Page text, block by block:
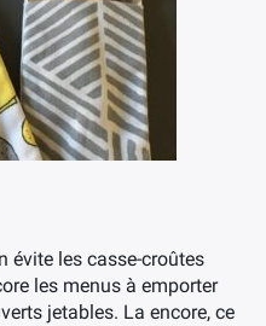
évite les casse-croûtes
les menus à emporter
jetables. La encore, ce